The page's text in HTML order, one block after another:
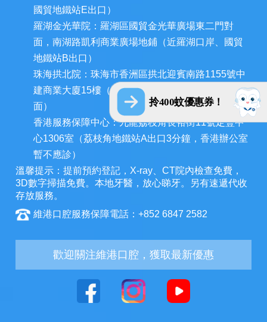
拎400蚊優惠券！
國貿地鐵站E出口）
羅湖金光華院：羅湖區國貿金光華廣場東二門對
面，南湖路凱利商業廣場地鋪（近羅湖口岸、國貿
地鐵站B出口）
珠海拱北院：珠海市香洲區拱北迎賓南路1155號中
建商業大廈15樓（近拱北口岸，迎賓百貨廣場對
面）
香港服務保障中心：九龍荔枝角長裕街11號定豐中
心1306室（荔枝角地鐵站A出口3分鐘，香港辦公室
暫不應診）
溫馨提示：提前預約登記，X-ray、CT院內檢查免費，
3D數字掃描免費。本地牙醫，放心睇牙。另有速遞代收
存放服務。
維港口腔服務保障電話：+852 6847 2582
歡迎關注維港口腔，獲取最新優惠